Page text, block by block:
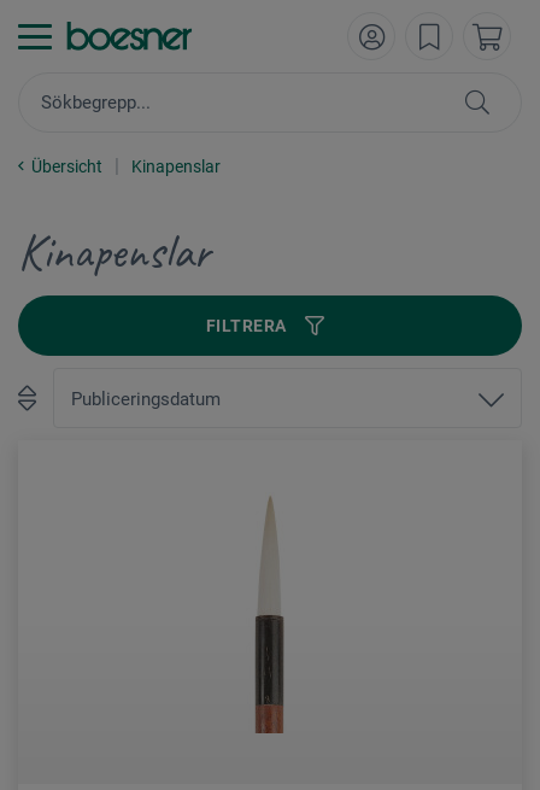
Übersicht Kinapenslar
Kinapenslar
FILTRERA